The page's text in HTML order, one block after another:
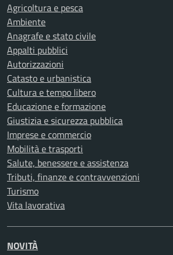
Agricoltura e pesca
Ambiente
Anagrafe e stato civile
Appalti pubblici
Autorizzazioni
Catasto e urbanistica
Cultura e tempo libero
Educazione e formazione
Giustizia e sicurezza pubblica
Imprese e commercio
Mobilità e trasporti
Salute, benessere e assistenza
Tributi, finanze e contravvenzioni
Turismo
Vita lavorativa
NOVITÀ